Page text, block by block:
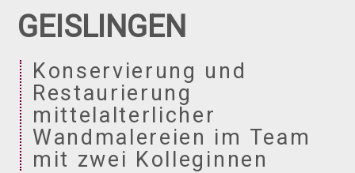
GEISLINGEN
Konservierung und
Restaurierung
mittelalterlicher
Wandmalereien im Team
mit zwei Kolleginnen